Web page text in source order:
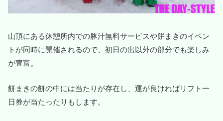
山頂にある休憩所内での豚汁無料サービスや餅まきのイベン
トが同時に開催されるので、初日の出以外の部分でも楽しみ
が豊富。
餅まきの餅の中には当たりが存在し、運が良ければリフト一
日券が当たったりもします。